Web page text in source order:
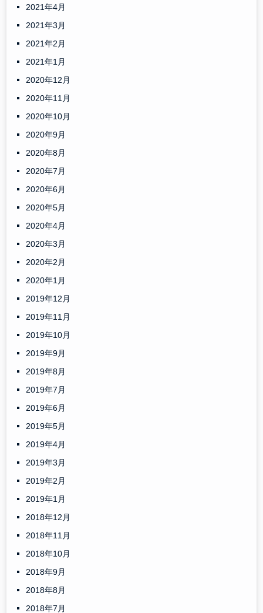
2021年4月
2021年3月
2021年2月
2021年1月
2020年12月
2020年11月
2020年10月
2020年9月
2020年8月
2020年7月
2020年6月
2020年5月
2020年4月
2020年3月
2020年2月
2020年1月
2019年12月
2019年11月
2019年10月
2019年9月
2019年8月
2019年7月
2019年6月
2019年5月
2019年4月
2019年3月
2019年2月
2019年1月
2018年12月
2018年11月
2018年10月
2018年9月
2018年8月
2018年7月